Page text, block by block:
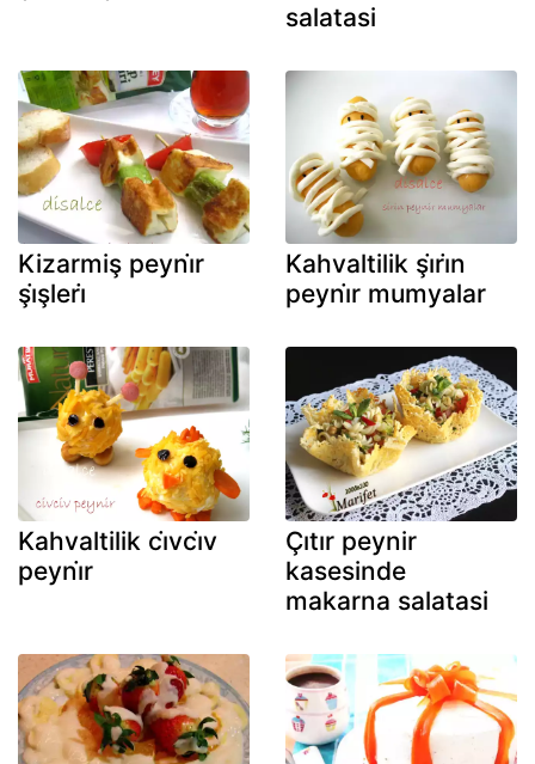
salatasi
Kizarmiş peyni̇r
şi̇şleri̇
Kahvaltilik şi̇ri̇n
peyni̇r mumyalar
Kahvaltilik ci̇vci̇v
peyni̇r
Çıtır peynir
kasesinde
makarna salatasi